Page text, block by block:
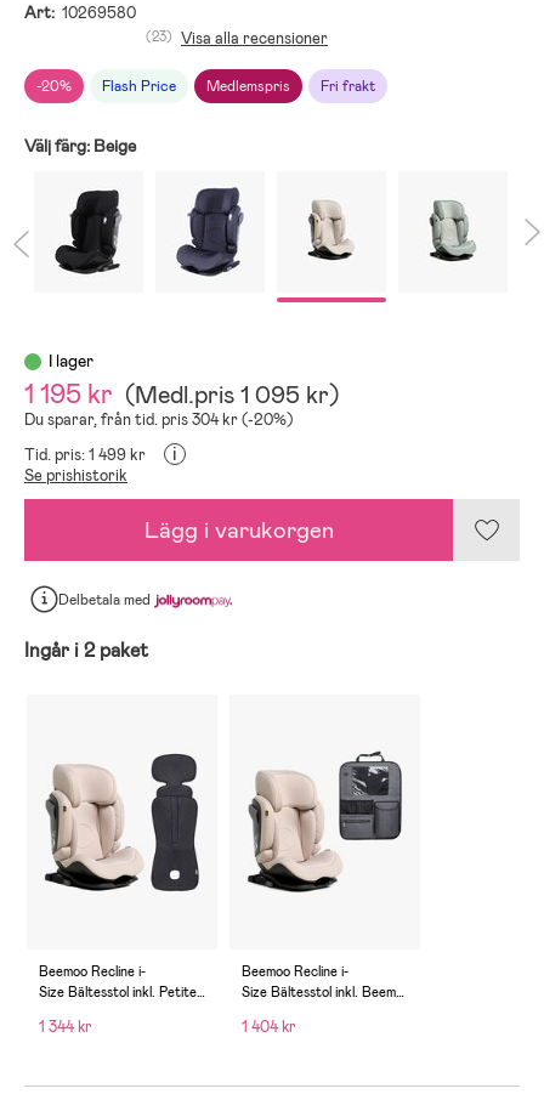
Art: 10269580
-20% Flash Price Medlemspris Fri frakt
(23) Visa alla recensioner
Välj färg: Beige
I lager
1 195 kr (Medl.pris1 095 kr)
Du sparar, från tid. pris 304 kr (-20%)
Tid. pris: 1 499 kr
i
Se prishistorik
Lägg i varukorgen
Delbetalamed
Ingår i 2 paket
Beemoo Recline i-
Size Bältesstol inkl. Petite
na, Oat/Antracit
1 344 kr
Beemoo Recline i-
Size Bältesstol inkl. Beemo
Deluxe Sparkskydd med Fö
1 404 kr